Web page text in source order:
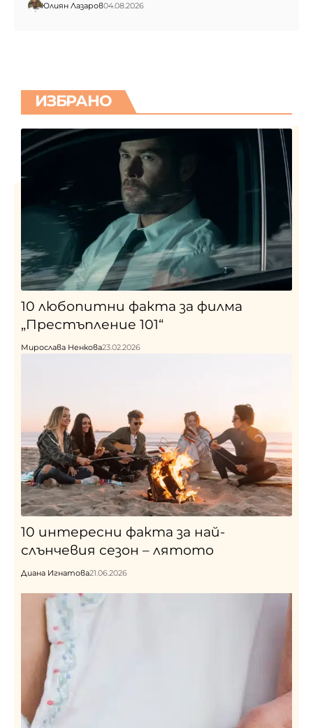
Юлиян Лазаров04.08.2026
ИЗБРАНО
10 любопитни факта за филма
„Престъпление 101“
Мирослава Ненкова23.02.2026
10 интересни факта за най-
слънчевия сезон – лятото
Диана Игнатова21.06.2026